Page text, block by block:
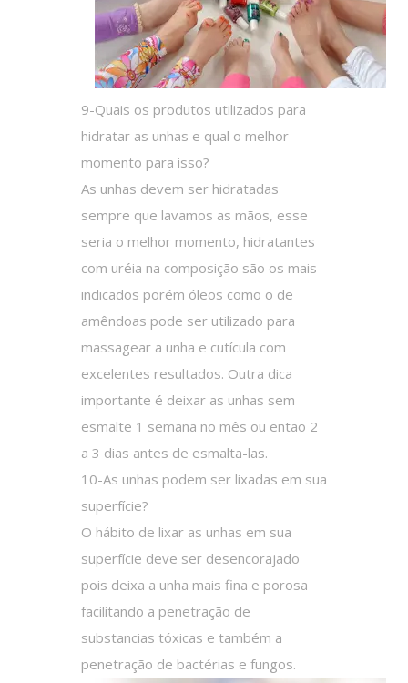
9-Quais os produtos utilizados para
hidratar as unhas e qual o melhor
momento para isso?
As unhas devem ser hidratadas
sempre que lavamos as mãos, esse
seria o melhor momento, hidratantes
com uréia na composição são os mais
indicados porém óleos como o de
amêndoas pode ser utilizado para
massagear a unha e cutícula com
excelentes resultados. Outra dica
importante é deixar as unhas sem
esmalte 1 semana no mês ou então 2
a 3 dias antes de esmalta-las.
10-As unhas podem ser lixadas em sua
superfície?
O hábito de lixar as unhas em sua
superfície deve ser desencorajado
pois deixa a unha mais fina e porosa
facilitando a penetração de
substancias tóxicas e também a
penetração de bactérias e fungos.